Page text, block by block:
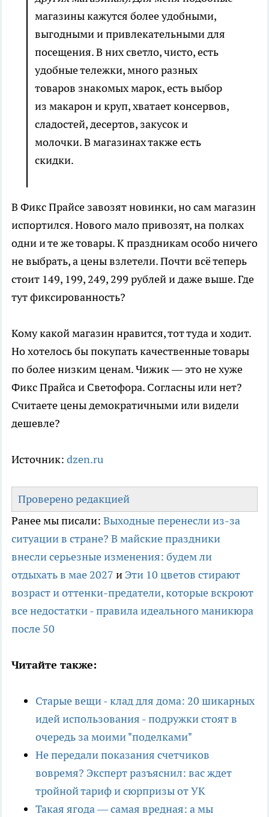
магазины кажутся более удобными,
выгодными и привлекательными для
посещения. В них светло, чисто, есть
удобные тележки, много разных
товаров знакомых марок, есть выбор
из макарон и круп, хватает консервов,
сладостей, десертов, закусок и
молочки. В магазинах также есть
скидки.
В Фикс Прайсе завозят новинки, но сам магазин
испортился. Нового мало привозят, на полках
одни и те же товары. К праздникам особо ничего
не выбрать, а цены взлетели. Почти всё теперь
стоит 149, 199, 249, 299 рублей и даже выше. Где
тут фиксированность?
Кому какой магазин нравится, тот туда и ходит.
Но хотелось бы покупать качественные товары
по более низким ценам. Чижик — это не хуже
Фикс Прайса и Светофора. Согласны или нет?
Считаете цены демократичными или видели
дешевле?
Источник: dzen.ru
Проверено редакцией
Ранее мы писали: Выходные перенесли из-за
ситуации в стране? В майские праздники
внесли серьезные изменения: будем ли
отдыхать в мае 2027 и Эти 10 цветов стирают
возраст и оттенки-предатели, которые вскроют
все недостатки - правила идеального маникюра
после 50
Читайте также:
Старые вещи - клад для дома: 20 шикарных
идей использования - подружки стоят в
очередь за моими "поделками"
Не передали показания счетчиков
вовремя? Эксперт разъяснил: вас ждет
тройной тариф и сюрпризы от УК
Такая ягода — самая вредная: а мы